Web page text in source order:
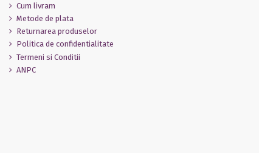
Cum livram
Metode de plata
Returnarea produselor
Politica de confidentialitate
Termeni si Conditii
ANPC